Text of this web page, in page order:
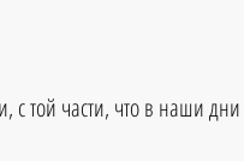
той части, что в наши дни